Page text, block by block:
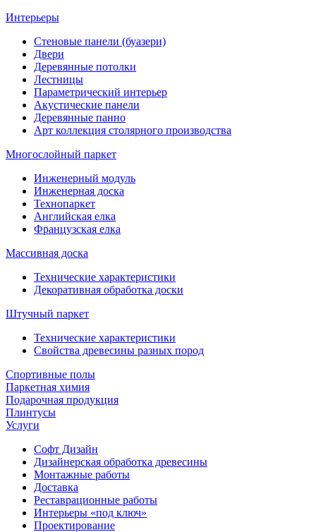
Интерьеры
Стеновые панели (буазери)
Двери
Деревянные потолки
Лестницы
Параметрический интерьер
Акустические панели
Деревянные панно
Арт коллекция столярного производства
Многослойный паркет
Инженерный модуль
Инженерная доска
Технопаркет
Английская елка
Французская елка
Массивная доска
Технические характеристики
Декоративная обработка доски
Штучный паркет
Технические характеристики
Свойства древесины разных пород
Спортивные полы
Паркетная химия
Подарочная продукция
Плинтусы
Услуги
Софт Дизайн
Дизайнерская обработка древесины
Монтажные работы
Доставка
Реставрационные работы
Интерьеры «под ключ»
Проектирование